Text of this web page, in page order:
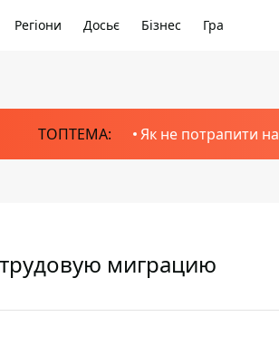
Регіони Досьє Бізнес Гра
ТОПТЕМА: Як не потрапити на
миграцию